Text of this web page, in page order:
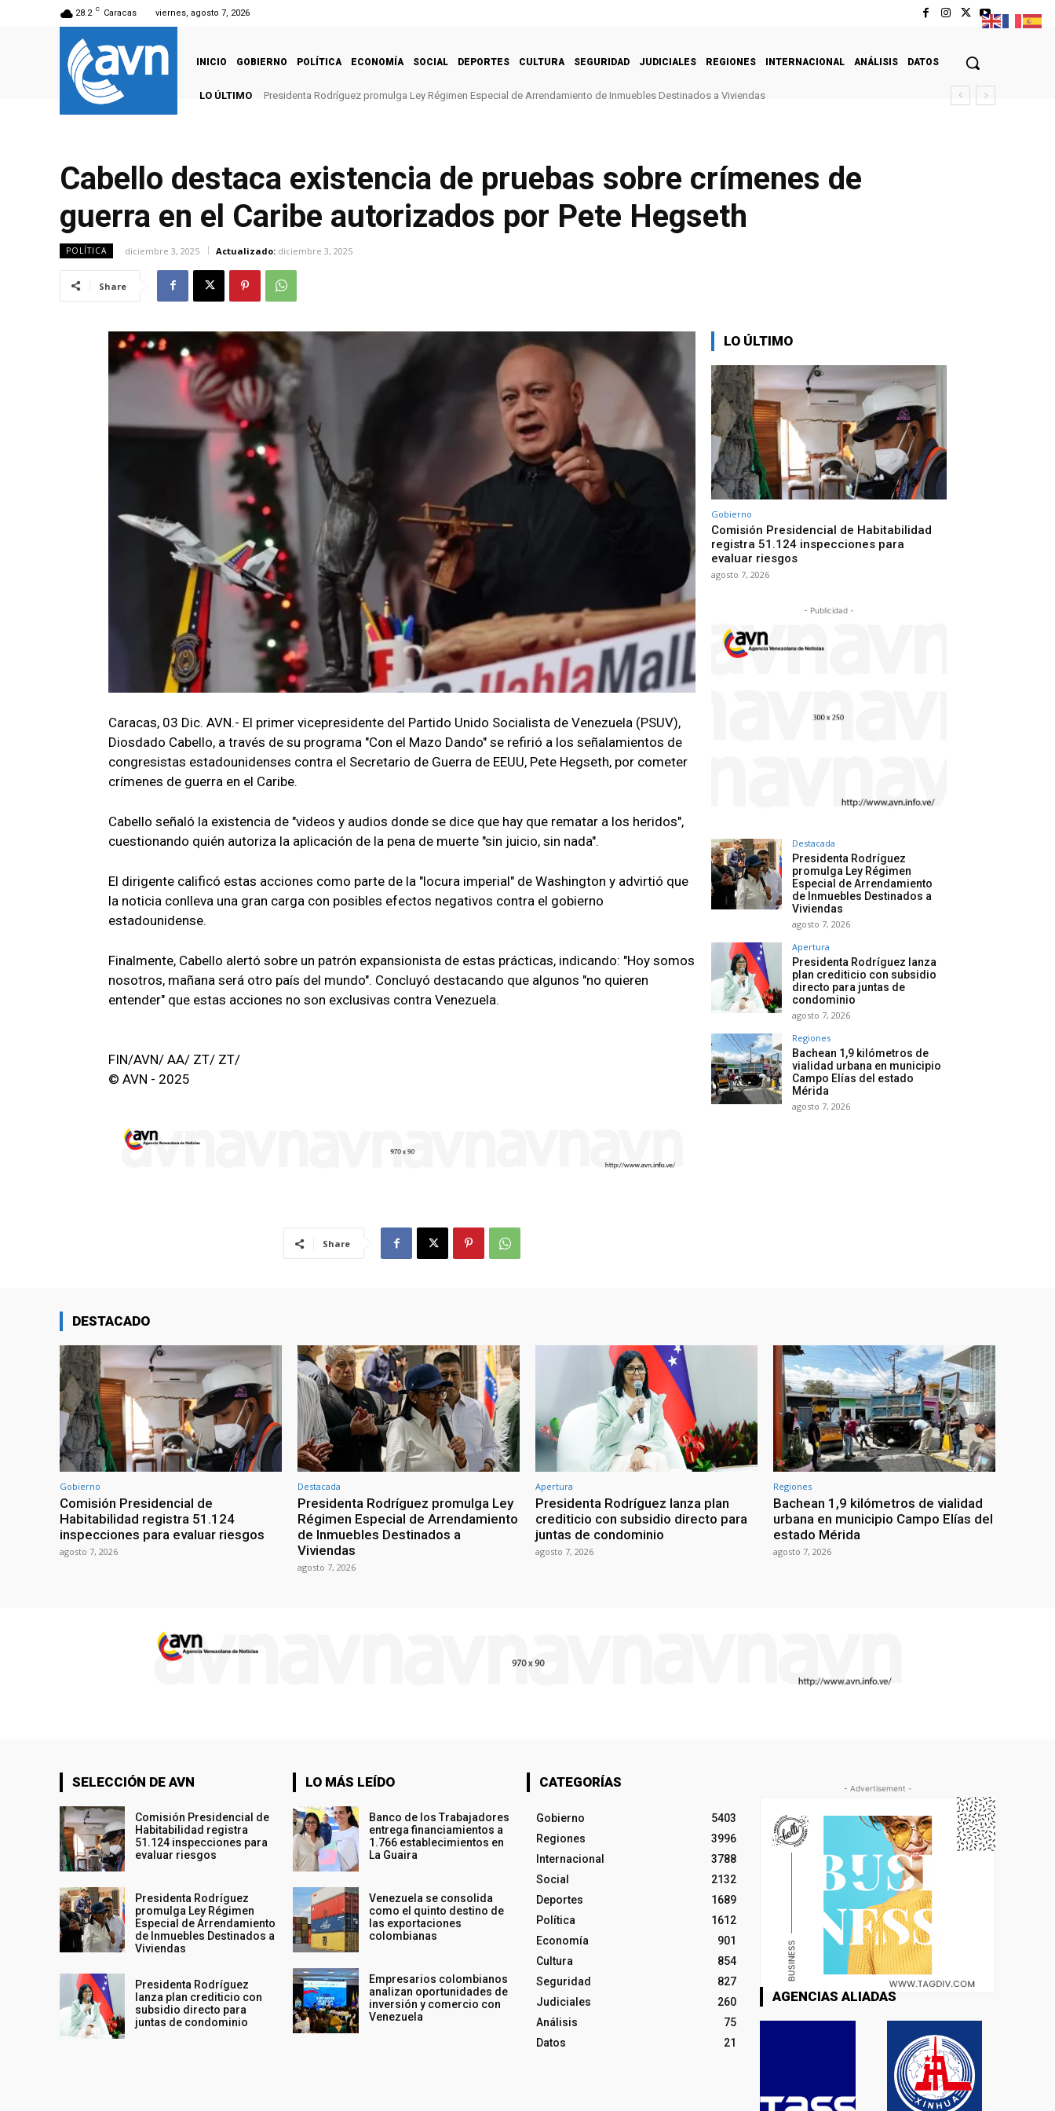
28.2 C Caracas viernes, agosto 7, 2026
INICIO GOBIERNO POLÍTICA ECONOMÍA SOCIAL DEPORTES CULTURA SEGURIDAD JUDICIALES REGIONES INTERNACIONAL ANÁLISIS DATOS
LO ÚLTIMO Presidenta Rodríguez promulga Ley Régimen Especial de Arrendamiento de Inmuebles Destinados a Viviendas
Cabello destaca existencia de pruebas sobre crímenes de
guerra en el Caribe autorizados por Pete Hegseth
POLÍTICA diciembre 3, 2025 Actualizado: diciembre 3, 2025
Share
Caracas, 03 Dic. AVN.- El primer vicepresidente del Partido Unido Socialista de Venezuela (PSUV),
Diosdado Cabello, a través de su programa "Con el Mazo Dando" se refirió a los señalamientos de
congresistas estadounidenses contra el Secretario de Guerra de EEUU, Pete Hegseth, por cometer
crímenes de guerra en el Caribe.
Cabello señaló la existencia de "videos y audios donde se dice que hay que rematar a los heridos",
cuestionando quién autoriza la aplicación de la pena de muerte "sin juicio, sin nada".
El dirigente calificó estas acciones como parte de la "locura imperial" de Washington y advirtió que
la noticia conlleva una gran carga con posibles efectos negativos contra el gobierno
estadounidense.
Finalmente, Cabello alertó sobre un patrón expansionista de estas prácticas, indicando: "Hoy somos
nosotros, mañana será otro país del mundo". Concluyó destacando que algunos "no quieren
entender" que estas acciones no son exclusivas contra Venezuela.
FIN/AVN/ AA/ ZT/ ZT/
© AVN - 2025
Share
LO ÚLTIMO
Gobierno
Comisión Presidencial de Habitabilidad
registra 51.124 inspecciones para
evaluar riesgos
agosto 7, 2026
- Publicidad -
Destacada
Presidenta Rodríguez
promulga Ley Régimen
Especial de Arrendamiento
de Inmuebles Destinados a
Viviendas
agosto 7, 2026
Apertura
Presidenta Rodríguez lanza
plan crediticio con subsidio
directo para juntas de
condominio
agosto 7, 2026
Regiones
Bachean 1,9 kilómetros de
vialidad urbana en municipio
Campo Elías del estado
Mérida
agosto 7, 2026
DESTACADO
Gobierno
Comisión Presidencial de
Habitabilidad registra 51.124
inspecciones para evaluar riesgos
agosto 7, 2026
Destacada
Presidenta Rodríguez promulga Ley
Régimen Especial de Arrendamiento
de Inmuebles Destinados a
Viviendas
agosto 7, 2026
Apertura
Presidenta Rodríguez lanza plan
crediticio con subsidio directo para
juntas de condominio
agosto 7, 2026
Regiones
Bachean 1,9 kilómetros de vialidad
urbana en municipio Campo Elías del
estado Mérida
agosto 7, 2026
SELECCIÓN DE AVN
Comisión Presidencial de
Habitabilidad registra
51.124 inspecciones para
evaluar riesgos
Presidenta Rodríguez
promulga Ley Régimen
Especial de Arrendamiento
de Inmuebles Destinados a
Viviendas
Presidenta Rodríguez
lanza plan crediticio con
subsidio directo para
juntas de condominio
LO MÁS LEÍDO
Banco de los Trabajadores
entrega financiamientos a
1.766 establecimientos en
La Guaira
Venezuela se consolida
como el quinto destino de
las exportaciones
colombianas
Empresarios colombianos
analizan oportunidades de
inversión y comercio con
Venezuela
CATEGORÍAS
Gobierno
5403
Regiones
3996
Internacional
3788
Social
2132
Deportes
1689
Política
1612
Economía
901
Cultura
854
Seguridad
827
Judiciales
260
Análisis
75
Datos
21
- Advertisement -
AGENCIAS ALIADAS